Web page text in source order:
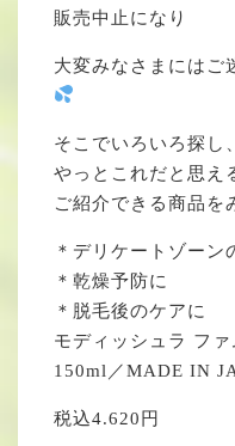
販売中止になり
大変みなさまにはご
そこでいろいろ探し
やっとこれだと思え
ご紹介できる商品を
＊デリケートゾーン
＊乾燥予防に
＊脱毛後のケアに
モディッシュラ フ
150ml／MADE IN
税込4.620円